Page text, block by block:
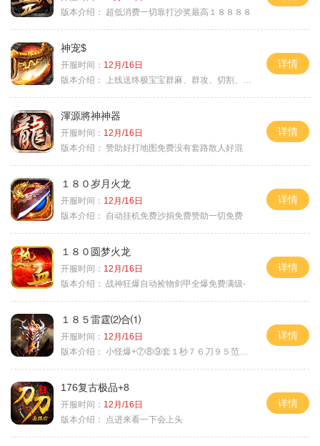
版本介绍：
超低消费一切靠打沙奖最高１８８８８
神宠$
开服时间： 12月/16日
版本介绍：
上线送终极宝宝群麻、群攻、切割、吸血
详情
渾源將神神器
开服时间： 12月/16日
版本介绍： 赞助好打地图免费没有套路散人好混
详情
１８０岁月火龙
开服时间： 12月/16日
版本介绍：
自动挂机免费沙捐免费赞助一切免费
详情
１８０圆梦火龙
开服时间： 12月/16日
版本介绍： 战神狂爆自动捡物剑甲全爆免费满级-
详情
１８５雷霆⑵合⑴
开服时间： 12月/16日
版本介绍： 小怪爆+⑦⑧⑨套１秒７６刀９５范围捡
详情
176复古极品+8
开服时间： 12月/16日
版本介绍：
点进来看一下会上头
详情